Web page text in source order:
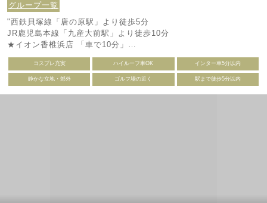
グループ一覧
"西鉄貝塚線「唐の原駅」より徒歩5分
JR鹿児島本線「九産大前駅」より徒歩10分
★イオン香椎浜店 「車で10分」
★かしいかえん 「車で 7分」
★IKEA 福岡新宮 「車で14分 」"
コスプレ充実 ハイルーフ車OK インター車5分以内
静かな立地・郊外 ゴルフ場の近く 駅まで徒歩5分以内